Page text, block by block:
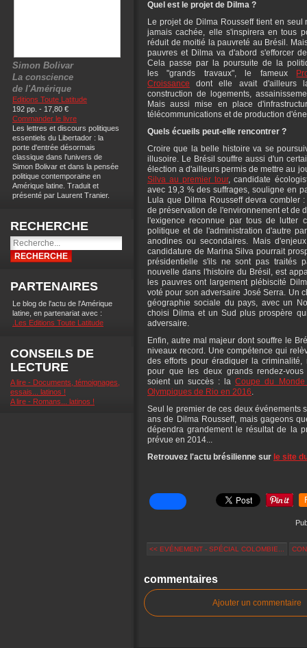
Simon Bolivar
La conscience
de l'Amérique
Editions Toute Latitude
192 pp. - 17,80 €
Commander le livre
Les lettres et discours politiques
essentiels du Libertador : la
porte d'entrée désormais
classique dans l'univers de
Simon Bolivar et dans la pensée
politique contemporaine en
Amérique latine. Traduit et
présenté par Laurent Tranier.
RECHERCHE
PARTENAIRES
Le blog de l'actu de l'Amérique
latine, en partenariat avec :
.Les Editions Toute Latitude
CONSEILS DE
LECTURE
A lire - Documents, témoignages,
essais... latinos !
A lire - Romans... latinos !
Quel est le projet de Dilma ?
Le projet de Dilma Rousseff tient en
jamais cachée, elle s'inspirera en tous
réduit de moitié la pauvreté au Brésil.
pauvres et Dilma va d'abord s'efforcer
Cela passe par la poursuite de la
les "grands travaux", le fameux
Croissance dont elle avait d'ailleurs
construction de logements,
Mais aussi mise en place
télécommunications et de production
Quels écueils peut-elle rencontrer ?
Croire que la belle histoire va se
illusoire. Le Brésil souffre aussi d'un
élection a d'ailleurs permis de mettre au
Silva au premier tour, candidate
avec 19,3 % des suffrages, souligne en
Lula que Dilma Rousseff devra combler
de préservation de l'environnement et de
l'exigence reconnue par tous de lutter
politique et de l'administration d'autre
anodines ou secondaires. Mais
candidature de Marina Silva pourrait
présidentielle s'ils ne sont pas traités
nouvelle dans l'histoire du Brésil, est
les pauvres ont largement plébiscité
voté pour son adversaire José Serra. Un
géographie sociale du pays, avec un
choisi Dilma et un Sud plus prospère
adversaire.
Enfin, autre mal majeur dont souffre le
niveaux record. Une compétence qui
des efforts pour éradiquer la
pour que les deux grands rendez-
soient un succès : laCoupe du
Olympiques de Rio en 2016.
Seul le premier de ces deux événements
ans de Dilma Rousseff, mais gageons
dépendra grandement le résultat de la
prévue en 2014...
Retrouvez l'actu brésilienne sur le site
<< EVÉNEMENT - SPÉCIAL COLOMBIE...
commentaires
Ajouter un commentaire